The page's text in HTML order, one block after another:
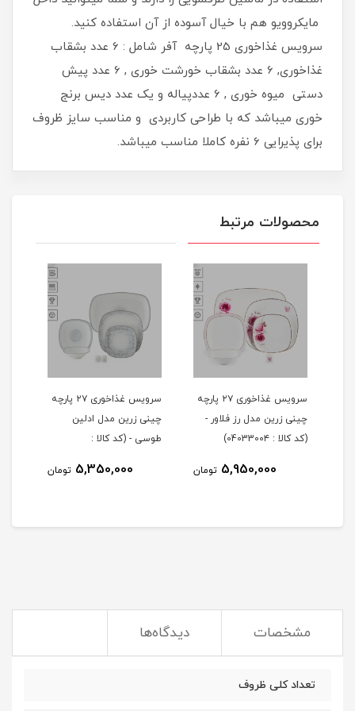
مایکروویو هم با خیال آسوده از آن استفاده کنید.
سرویس غذاخوری 25 پارچه آفر شامل : 6 عدد بشقاب
غذاخوری, 6 عدد بشقاب خورشت خوری , 6 عدد پیش
دستی میوه خوری , 6 عددپیاله و یک عدد دیس برنج
خوری میباشد که با طراحی کاربردی و مناسب سایز ظروف
برای پذیرایی 6 نفره کاملا مناسب میباشد.
محصولات مرتبط
سرویس غذاخوری ۲۷ پارچه
چینی زرین مدل رز فلاور -
(کد کالا : 0403300۴)
5,950,000 تومان
سرویس غذاخوری ۲۷ پارچه
چینی زرین مدل ادلین
طوسی - (کد کالا :
5,350,000 تومان
مشخصات دیدگاه‌ها
تعداد کلی ظروف